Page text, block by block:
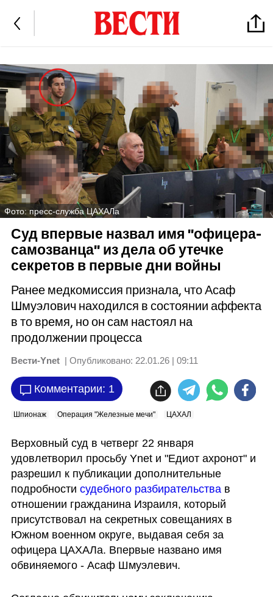
Фото: пресс-служба ЦАХАЛа
Суд впервые назвал имя "офицера-
самозванца" из дела об утечке
секретов в первые дни войны
Ранее медкомиссия признала, что Асаф
Шмуэлович находился в состоянии аффекта
в то время, но он сам настоял на
продолжении процесса
Вести-Ynet | Опубликовано: 22.01.26 | 09:11
Комментарии: 1
Шпионаж Операция "Железные мечи" ЦАХАЛ
Верховный суд в четверг 22 января
удовлетворил просьбу Ynet и "Едиот ахронот" и
разрешил к публикации дополнительные
подробности судебного разбирательства в
отношении гражданина Израиля, который
присутствовал на секретных совещаниях в
Южном военном округе, выдавая себя за
офицера ЦАХАЛа. Впервые названо имя
обвиняемого - Асаф Шмуэлевич.